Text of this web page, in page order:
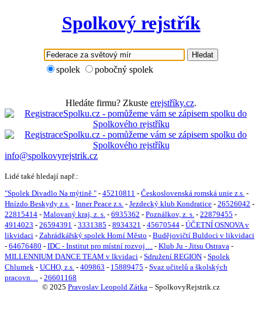
Spolkový rejstřík
Hledat
spolek pobočný spolek
Hledáte firmu? Zkuste erejstříky.cz.
info@spolkovyrejstrik.cz
Lidé také hledají např.:
"Spolek Divadlo Na mýtině " - 45210811 - Československá romská unie z.s. -
Hnízdo Beskydy z.s. - Inner Peace z.s. - Jezdecký klub Kondratice - 26526042 -
22815414 - Malovaný kraj, z. s. - 6935362 - Poználkov, z. s. - 22879455 -
4914023 - 26594391 - 3331385 - 8934321 - 45670544 - ÚČETNÍ OSNOVA v
likvidaci - Zahrádkářský spolek Horní Město - Budějovičtí Buldoci v likvidaci
- 64676480 - IDC - Institut pro místní rozvoj… - Klub Ju - Jitsu Ostrava -
MILLENNIUM DANCE TEAM v lkvidaci - Sdružení REGION - Spolek
Chlumek - UCHO, z.s. - 409863 - 15889475 - Svaz učitelů a školských
pracovn… - 26601168
© 2025 Pravoslav Leopold Zátka – SpolkovyRejstrik.cz